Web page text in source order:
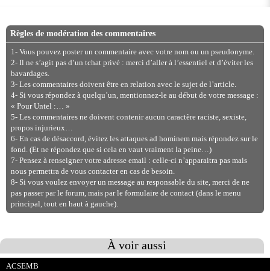
Règles de modération des commentaires
1- Vous pouvez poster un commentaire avec votre nom ou un pseudonyme.
2- Il ne s’agit pas d’un tchat privé : merci d’aller à l’essentiel et d’éviter les
bavardages.
3- Les commentaires doivent être en relation avec le sujet de l’article.
4- Si vous répondez à quelqu’un, mentionnez-le au début de votre message :
« Pour Untel :… »
5- Les commentaires ne doivent contenir aucun caractère raciste, sexiste,
propos injurieux…
6- En cas de désaccord, évitez les attaques ad hominem mais répondez sur le
fond. (Et ne répondez que si cela en vaut vraiment la peine…)
7- Pensez à renseigner votre adresse email : celle-ci n’apparaitra pas mais
nous permettra de vous contacter en cas de besoin.
8- Si vous voulez envoyer un message au responsable du site, merci de ne
pas passer par le forum, mais par le formulaire de contact (dans le menu
principal, tout en haut à gauche).
À voir aussi
ACSEMB